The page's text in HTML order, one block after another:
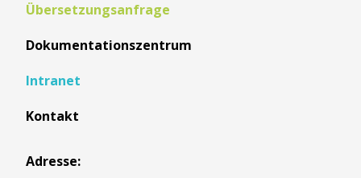
Übersetzungsanfrage
Dokumentationszentrum
Intranet
Kontakt
Adresse: